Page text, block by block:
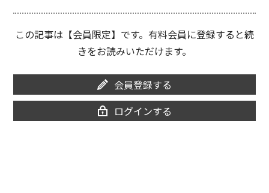
この記事は【会員限定】です。有料会員に登録すると続
きをお読みいただけます。
会員登録する
ログインする